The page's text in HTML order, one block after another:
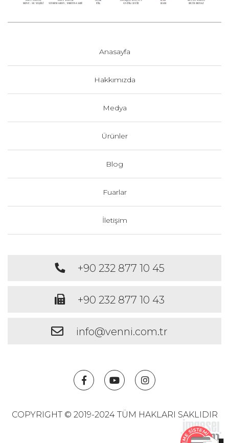
Anasayfa
Hakkımızda
Medya
Ürünler
Blog
Fuarlar
İletişim
+90 232 877 10 45
+90 232 877 10 43
info@venni.com.tr
COPYRIGHT © 2019-2024 TÜM HAKLARI SAKLIDIR